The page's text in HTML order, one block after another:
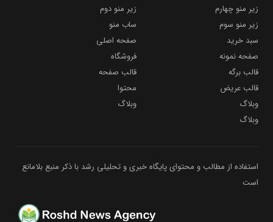
زیر منو چهارم
زیر منو دوم
زیر منو سوم
ساب منو
سبد خرید
صفحه اصلی
صفحه نمونه
فروشگاه
قالب برگه
قالب صفحه
قالب عریض
محتوا
وبلاگ
وبلاگ
وبلاگ
استفاده از مطالب و محتوای پایگاه خبری و تحلیلی رشد با ذکر منبع بلامانع
است